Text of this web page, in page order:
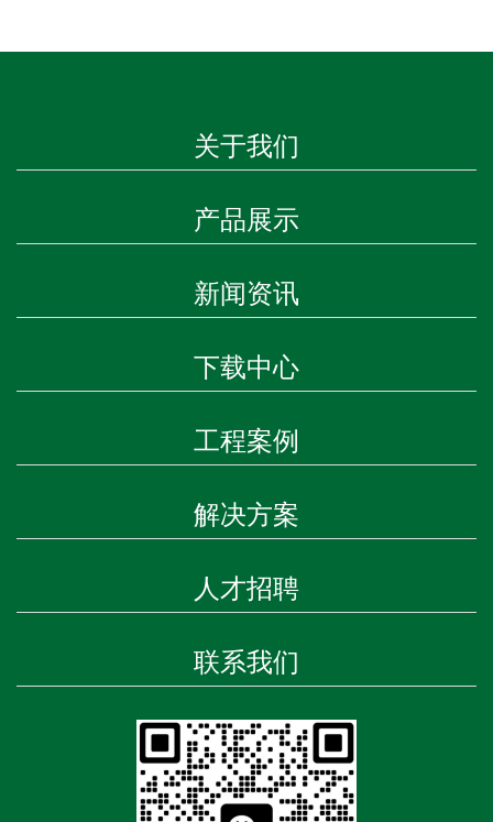
关于我们
产品展示
新闻资讯
下载中心
工程案例
解决方案
人才招聘
联系我们